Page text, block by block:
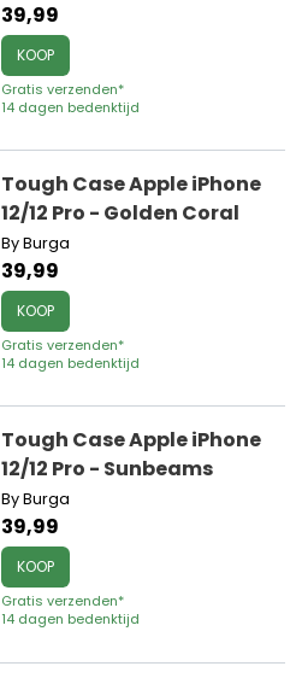
39,99
KOOP
Gratis verzenden*
14 dagen bedenktijd
Tough Case Apple iPhone
12/12 Pro - Golden Coral
By Burga
39,99
KOOP
Gratis verzenden*
14 dagen bedenktijd
Tough Case Apple iPhone
12/12 Pro - Sunbeams
By Burga
39,99
KOOP
Gratis verzenden*
14 dagen bedenktijd